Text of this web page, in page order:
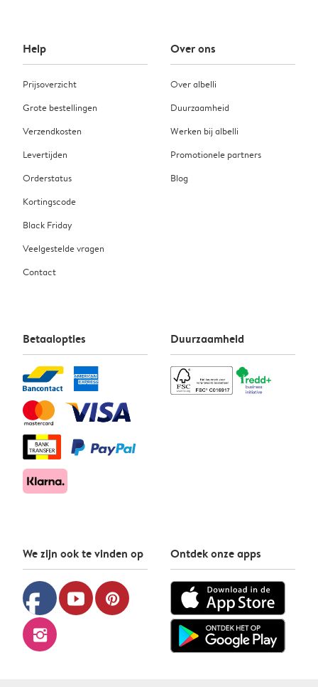
Help
Prijsoverzicht
Grote bestellingen
Verzendkosten
Levertijden
Orderstatus
Kortingscode
Black Friday
Veelgestelde vragen
Contact
Over ons
Over albelli
Duurzaamheid
Werken bij albelli
Promotionele partners
Blog
Betaalopties Duurzaamheid
We zijn ook te vinden op
facebook youtube pinterest
instagram
Ontdek onze apps